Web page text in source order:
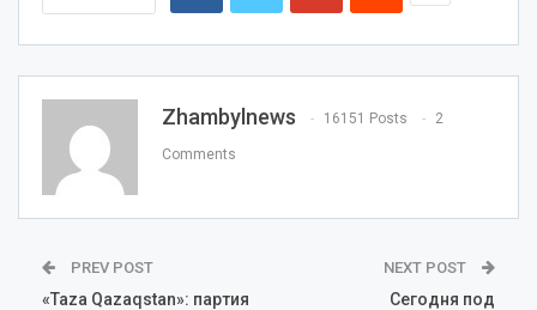
Zhambylnews 16151 Posts 2
Comments
PREV POST
«Taza Qazaqstan»: партия
NEXT POST
Сегодня под